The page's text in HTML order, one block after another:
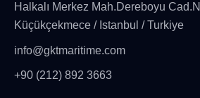
Halkalı Merkez Mah.Dereboyu
Küçükçekmece / Istanbul / Turkiye
info@gktmaritime.com
+90 (212) 892 3663